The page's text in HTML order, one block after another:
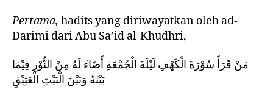
Pertama, hadits yang diriwayatkan oleh ad-
Darimi dari Abu Sa’id al-Khudhri,
مَنْ قَرَأَ سُوْرَةَ الْكَهْفِ لَيْلَةَ الْجُمْعَةِ أَضَاءَ لَهُ مِنْ النُّوْرِ فِيْمَا
بَيْنَهُ وَبَيْنَ الْبَيْتِ الْعَتِيْقِ